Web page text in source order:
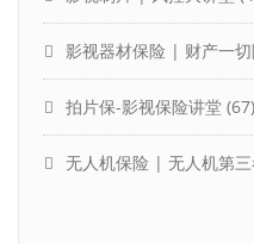
影视器材保险 | 财产一切
拍片保-影视保险讲堂 (67)
无人机保险 | 无人机第